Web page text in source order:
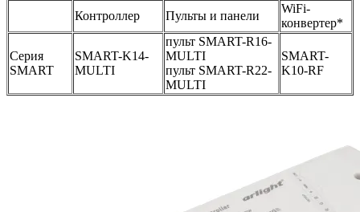
Контроллер Пульты и панели
WiFi-
конвертер*
Серия
SMART
SMART-K14-
MULTI
пульт SMART-R16-
MULTI
пульт SMART-R22-
MULTI
SMART-
K10-RF